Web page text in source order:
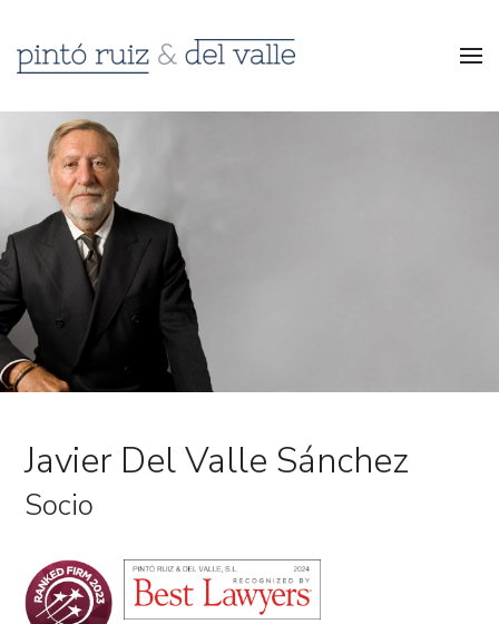
Javier Del Valle Sánchez
Socio